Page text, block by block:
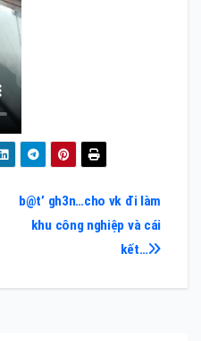
b@t’ gh3n…cho vk đi làm
khu công nghiệp và cái
kết…